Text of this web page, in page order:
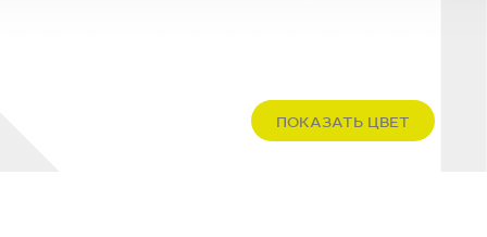
ПОКАЗАТЬ ЦВЕТ